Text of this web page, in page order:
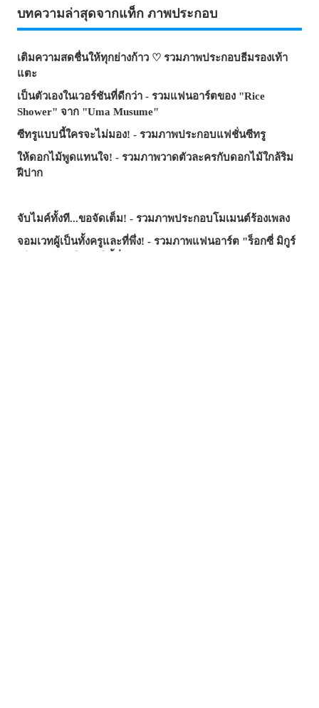
บทความล่าสุดจากแท็ก ภาพประกอบ
เติมความสดชื่นให้ทุกย่างก้าว ♡ รวมภาพประกอบธีมรองเท้า
แตะ
เป็นตัวเองในเวอร์ชันที่ดีกว่า - รวมแฟนอาร์ตของ "Rice
Shower" จาก "Uma Musume"
ซีทรูแบบนี้ใครจะไม่มอง! - รวมภาพประกอบแฟชั่นซีทรู
ให้ดอกไม้พูดแทนใจ! - รวมภาพวาดตัวละครกับดอกไม้ใกล้ริม
ฝีปาก
จับไมค์ทั้งที...ขอจัดเต็ม! - รวมภาพประกอบโมเมนต์ร้องเพลง
จอมเวทผู้เป็นทั้งครูและที่พึ่ง! - รวมภาพแฟนอาร์ต "ร็อกซี่ มิกูร์